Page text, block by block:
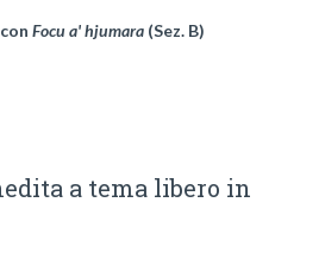
Focu a' hjumara (Sez. B)
a tema libero in